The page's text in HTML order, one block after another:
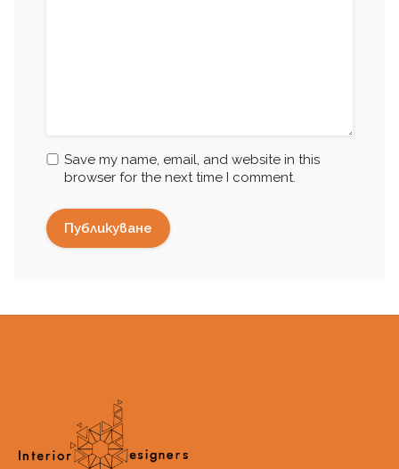
Save my name, email, and website in this
browser for the next time I comment.